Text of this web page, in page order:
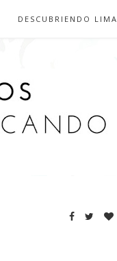
DESCUBRIENDO LIMA